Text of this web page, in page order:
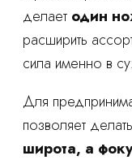
делает один
расширить
сила именно в
Для
позволяет
широта, а